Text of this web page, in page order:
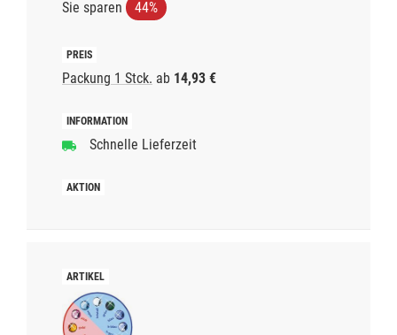
Sie sparen 44%
Packung 1 Stck. ab 14,93 €
Schnelle Lieferzeit